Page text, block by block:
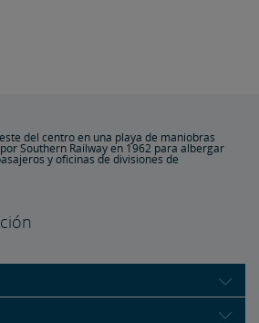
del centro en una playa de maniobras
Southern Railway en 1962 para albergar
y oficinas de divisiones de